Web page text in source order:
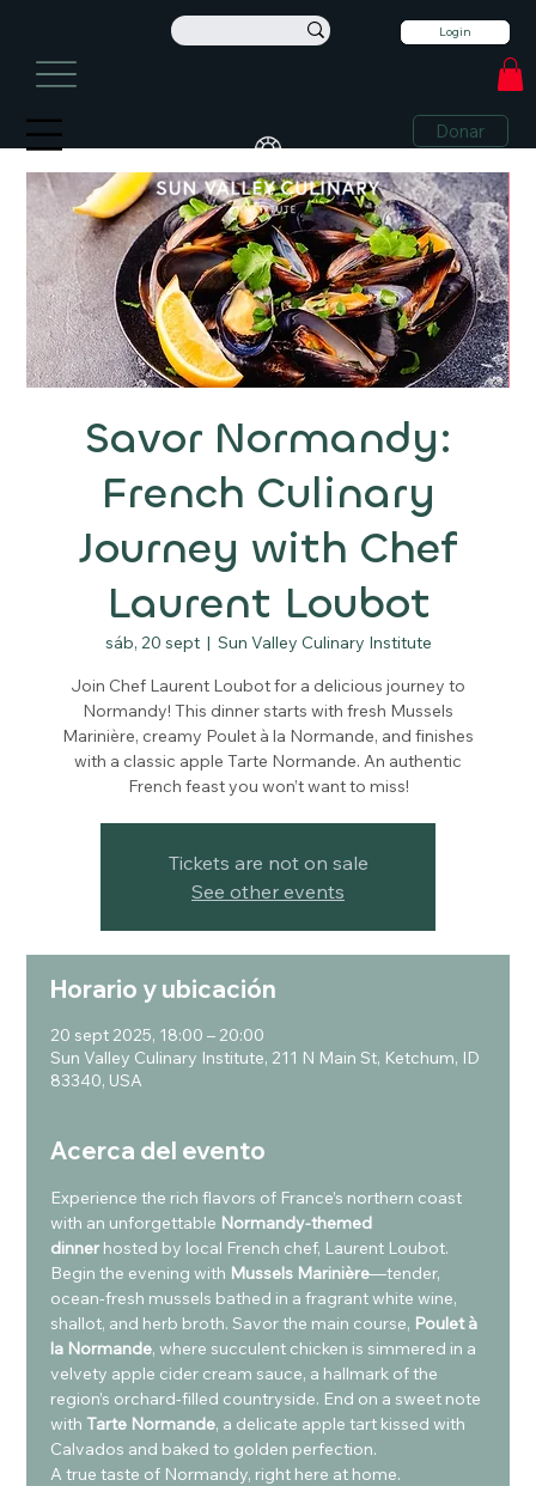
Login
Donar
Savor Normandy:
French Culinary
Journey with Chef
Laurent Loubot
sáb, 20 sept
  |
Sun Valley Culinary Institute
Join Chef Laurent Loubot for a delicious journey to
Normandy! This dinner starts with fresh Mussels
Marinière, creamy Poulet à la Normande, and finishes
with a classic apple Tarte Normande. An authentic
French feast you won’t want to miss!
Tickets are not on sale
See other events
Horario y ubicación
20 sept 2025, 18:00 – 20:00
Sun Valley Culinary Institute, 211 N Main St, Ketchum, ID
83340, USA
Acerca del evento
Experience the rich flavors of France’s northern coast
with an unforgettable Normandy-themed
dinner hosted by local French chef, Laurent Loubot.
Begin the evening with Mussels Marinière—tender,
ocean-fresh mussels bathed in a fragrant white wine,
shallot, and herb broth. Savor the main course, Poulet à
la Normande, where succulent chicken is simmered in a
velvety apple cider cream sauce, a hallmark of the
region’s orchard-filled countryside. End on a sweet note
with Tarte Normande, a delicate apple tart kissed with
Calvados and baked to golden perfection.
A true taste of Normandy, right here at home.